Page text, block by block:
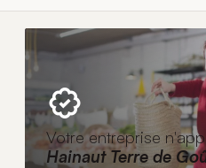
Votre entreprise
Hainaut Terre de